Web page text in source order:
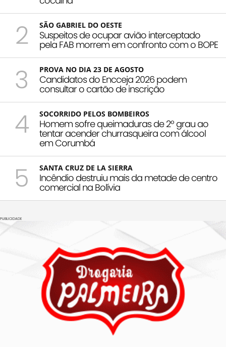
2 SÃO GABRIEL DO OESTE
Suspeitos de ocupar avião interceptado
pela FAB morrem em confronto com o BOPE
3 PROVA NO DIA 23 DE AGOSTO
Candidatos do Encceja 2026 podem
consultar o cartão de inscrição
4 SOCORRIDO PELOS BOMBEIROS
Homem sofre queimaduras de 2º grau ao
tentar acender churrasqueira com álcool
em Corumbá
5 SANTA CRUZ DE LA SIERRA
Incêndio destruiu mais da metade de centro
comercial na Bolívia
PUBLICIDADE